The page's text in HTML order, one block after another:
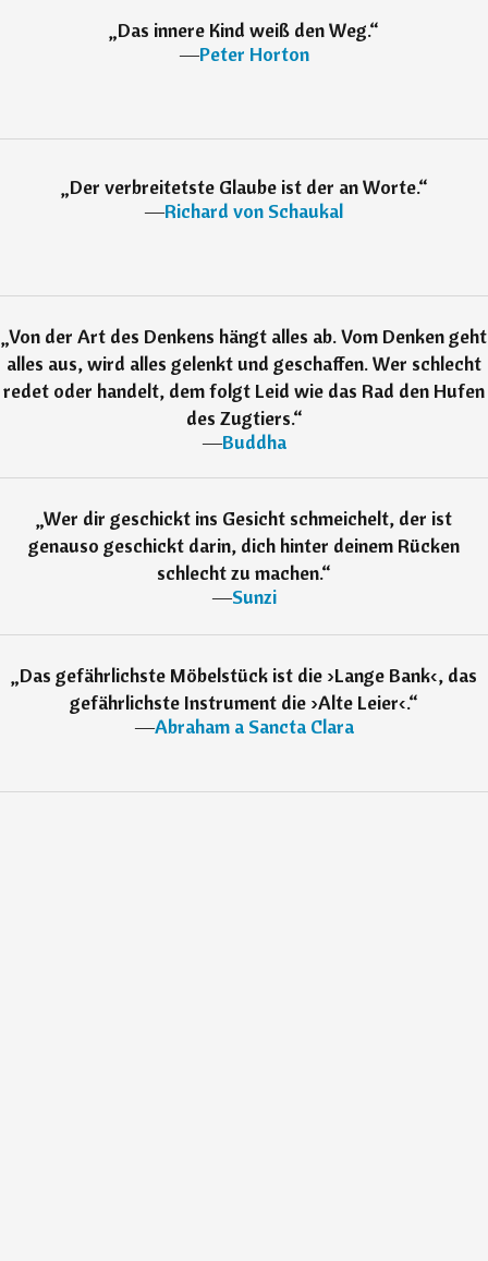
„Das innere Kind weiß den Weg.“
―Peter Horton
„Der verbreitetste Glaube ist der an Worte.“
―Richard von Schaukal
„Von der Art des Denkens hängt alles ab. Vom Denken geht
alles aus, wird alles gelenkt und geschaffen. Wer schlecht
redet oder handelt, dem folgt Leid wie das Rad den Hufen
des Zugtiers.“
―Buddha
„Wer dir geschickt ins Gesicht schmeichelt, der ist
genauso geschickt darin, dich hinter deinem Rücken
schlecht zu machen.“
―Sunzi
„Das gefährlichste Möbelstück ist die ›Lange Bank‹, das
gefährlichste Instrument die ›Alte Leier‹.“
―Abraham a Sancta Clara